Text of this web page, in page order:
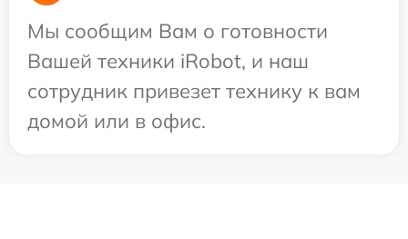
Мы сообщим Вам о готовности
Вашей техники iRobot, и наш
сотрудник привезет технику к вам
домой или в офис.